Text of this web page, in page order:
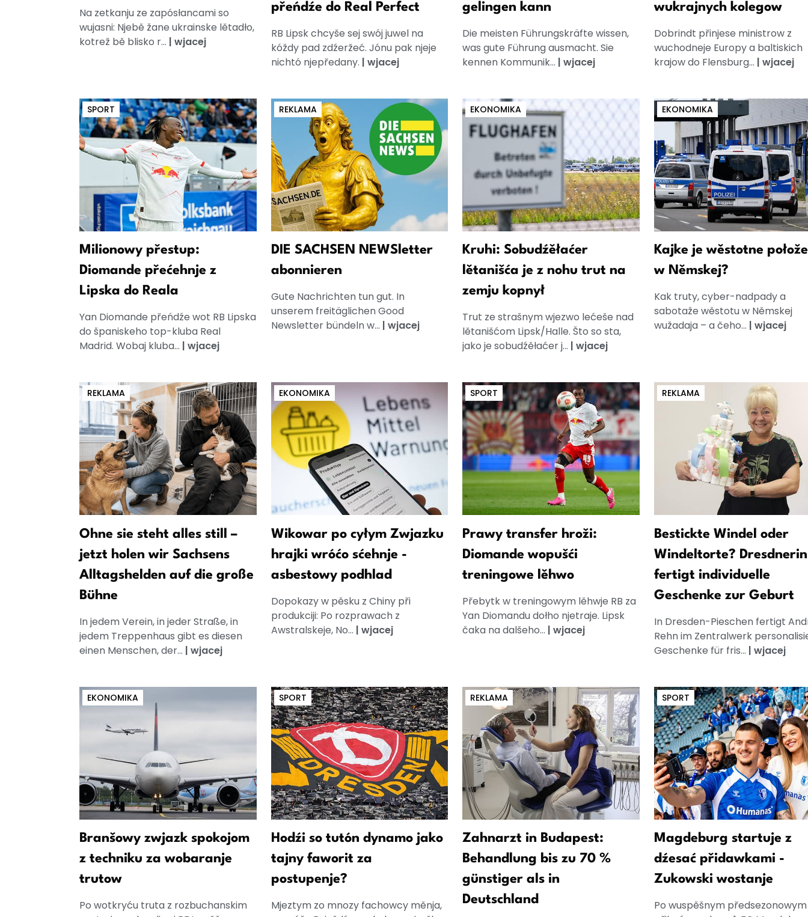
Na zetkanju ze zapósłancami so
wujasni: Njebě žane ukrainske lětadło,
kotrež bě blisko r... | wjacej
přeńdźe do Real Perfect
RB Lipsk chcyše sej swój juwel na
kóždy pad zdźeržeć. Jónu pak njeje
nichtó njepředany. | wjacej
gelingen kann
Die meisten Führungskräfte wissen,
was gute Führung ausmacht. Sie
kennen Kommunik... | wjacej
wukrajnych kolegow
Dobrindt přinjese ministrow z
wuchodneje Europy a baltiskich
krajow do Flensburg... | wjacej
SPORT
Milionowy přestup:
Diomande přećehnje z
Lipska do Reala
Yan Diomande přeńdźe wot RB Lipska
do španiskeho top-kluba Real
Madrid. Wobaj kluba... | wjacej
REKLAMA
DIE SACHSEN NEWSletter
abonnieren
Gute Nachrichten tun gut. In
unserem freitäglichen Good
Newsletter bündeln w... | wjacej
EKONOMIKA
Kruhi: Sobudźěłaćer
lětanišća je z nohu trut na
zemju kopnył
Trut ze strašnym wjezwo lećeše nad
lětanišćom Lipsk/Halle. Što so sta,
jako je sobudźěłaćer j... | wjacej
EKONOMIKA
Kajke je wěstotne
w Němskej?
Kak truty, cyber-nadpady a
sabotaže wěstotu w Němskej
wužadaja – a čeho... | wjacej
REKLAMA
Ohne sie steht alles still –
jetzt holen wir Sachsens
Alltagshelden auf die große
Bühne
In jedem Verein, in jeder Straße, in
jedem Treppenhaus gibt es diesen
einen Menschen, der... | wjacej
EKONOMIKA
Wikowar po cyłym Zwjazku
hrajki wróćo sćehnje -
asbestowy podhlad
Dopokazy w pěsku z Chiny při
produkciji: Po rozprawach z
Awstralskeje, No... | wjacej
SPORT
Prawy transfer hroži:
Diomande wopušći
treningowe lěhwo
Přebytk w treningowym lěhwje RB za
Yan Diomandu dołho njetraje. Lipsk
čaka na dalšeho... | wjacej
REKLAMA
Bestickte Windel oder
Windeltorte? Dresdnerin
fertigt individuelle
Geschenke zur Geburt
In Dresden-Pieschen fertigt
Rehn im Zentralwerk
Geschenke für fris... | wjacej
EKONOMIKA
Branšowy zwjazk spokojom
z techniku za wobaranje
trutow
Po wotkryću truta z rozbuchanskim
SPORT
Hodźi so tutón dynamo jako
tajny faworit za
postupenje?
Mjeztym zo mnozy fachowcy měnja,
REKLAMA
Zahnarzt in Budapest:
Behandlung bis zu 70 %
günstiger als in
Deutschland
SPORT
Magdeburg startuje z
dźesać přidawkami -
Zukowski wostanje
Po wuspěšnym předsezonowym